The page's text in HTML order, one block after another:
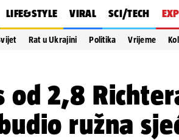
LIFE&STYLE VIRAL SCI/TECH
Rat u Ukrajini Politika Vrijeme
od 2,8
ružna